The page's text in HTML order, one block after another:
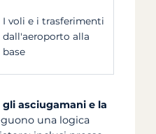
I voli e i trasferimenti
dall'aeroporto alla
base
asciugamani e la
una logica